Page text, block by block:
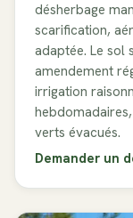
désherbage
scarification,
adaptée. Le sol
amendement
irrigation
verts évacués.
Demander un